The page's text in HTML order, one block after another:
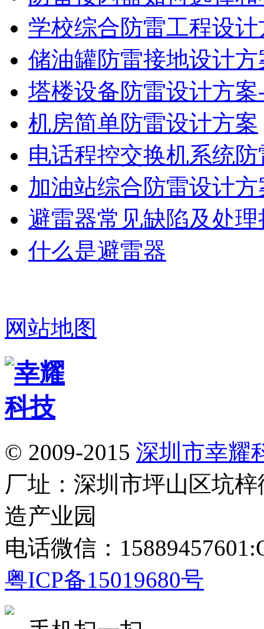
学校综合防雷工程设计
储油罐防雷接地设计方
塔楼设备防雷设计方
机房简单防雷设计方案
电话程控交换机系统
加油站综合防雷设计方
避雷器常见缺陷及处理
什么是避雷器
网站地图
© 2009-2015 深圳市幸耀
厂址：深圳市坪山区坑
造产业园
电话微信：
粤ICP备15019680号